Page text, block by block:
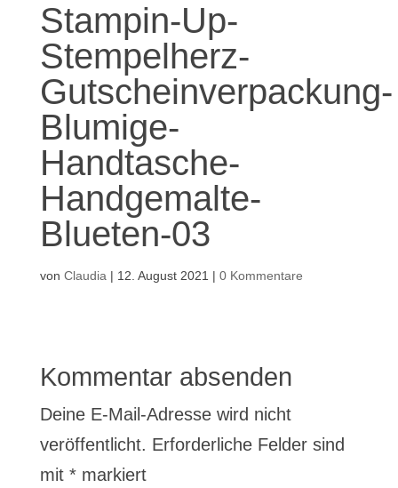
Stampin-Up-
Stempelherz-
Gutscheinverpackung-
Blumige-
Handtasche-
Handgemalte-
Blueten-03
von Claudia | 12. August 2021 | 0 Kommentare
Kommentar absenden
Deine E-Mail-Adresse wird nicht
veröffentlicht. Erforderliche Felder sind
mit *markiert